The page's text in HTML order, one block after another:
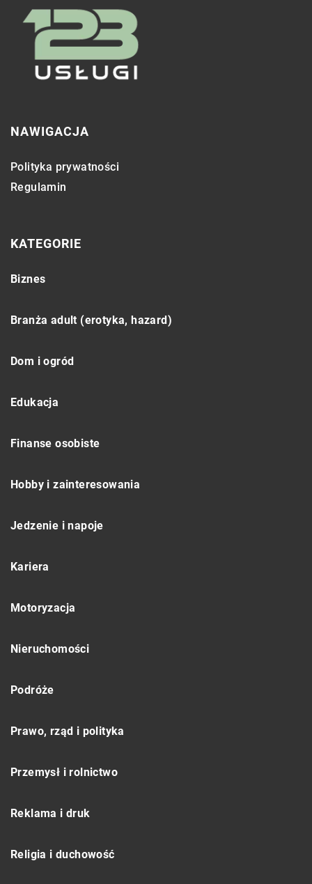
NAWIGACJA
Polityka prywatności
Regulamin
KATEGORIE
Biznes
Branża adult (erotyka, hazard)
Dom i ogród
Edukacja
Finanse osobiste
Hobby i zainteresowania
Jedzenie i napoje
Kariera
Motoryzacja
Nieruchomości
Podróże
Prawo, rząd i polityka
Przemysł i rolnictwo
Reklama i druk
Religia i duchowość